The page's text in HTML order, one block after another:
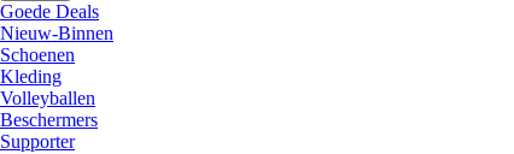
Goede Deals
Nieuw-Binnen
Schoenen
Kleding
Volleyballen
Beschermers
Supporter